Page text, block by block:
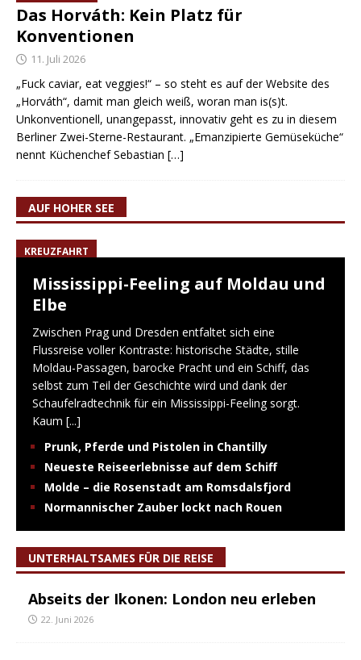
Das Horváth: Kein Platz für
Konventionen
11. Juli 2026
„Fuck caviar, eat veggies!“ – so steht es auf der Website des
„Horváth“, damit man gleich weiß, woran man is(s)t.
Unkonventionell, unangepasst, innovativ geht es zu in diesem
Berliner Zwei-Sterne-Restaurant. „Emanzipierte Gemüseküche“
nennt Küchenchef Sebastian […]
AUF HOHER SEE
KREUZFAHRT
Mississippi-Feeling auf Moldau und
Elbe
Zwischen Prag und Dresden entfaltet sich eine
Flussreise voller Kontraste: historische Städte, stille
Moldau-Passagen, barocke Pracht und ein Schiff, das
selbst zum Teil der Geschichte wird und dank der
Schaufelradtechnik für ein Mississippi-Feeling sorgt.
Kaum [...]
Prunk, Pferde und Pistolen in Chantilly
Neueste Reiseerlebnisse auf dem Schiff
Molde – die Rosenstadt am Romsdalsfjord
Normannischer Zauber lockt nach Rouen
UNTERHALTSAMES FÜR DIE REISE
Abseits der Ikonen: London neu erleben
22. Juni 2026